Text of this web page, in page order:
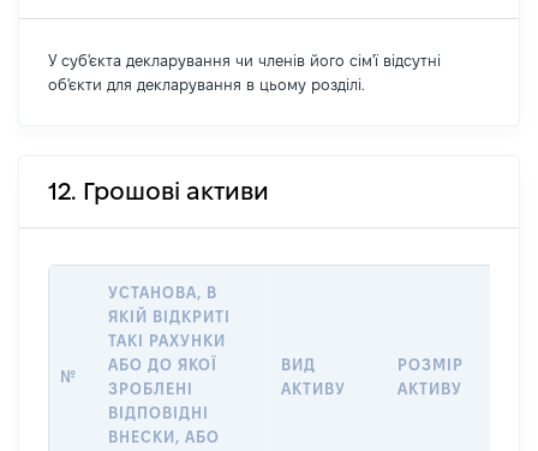
У суб'єкта декларування чи членів його сім'ї відсутні
об'єкти для декларування в цьому розділі.
12. Грошові активи
№
УСТАНОВА, В
ЯКІЙ ВІДКРИТІ
ТАКІ РАХУНКИ
АБО ДО ЯКОЇ
ЗРОБЛЕНІ
ВІДПОВІДНІ
ВНЕСКИ, АБО
ВИД
АКТИВУ
РОЗМІР
АКТИВУ